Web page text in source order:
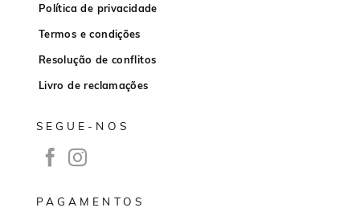
Política de privacidade
Termos e condições
Resolução de conflitos
Livro de reclamações
SEGUE-NOS
PAGAMENTOS